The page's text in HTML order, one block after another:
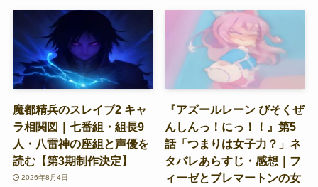
魔都精兵のスレイブ2 キャ
ラ相関図｜七番組・組長9
人・八雷神の座組と声優を
読む【第3期制作決定】
2026年8月4日
『アズールレーン びそくぜ
んしんっ！にっ！！』第5
話「つまりは女子力？」ネ
タバレあらすじ・感想｜フ
ィーゼとブレマートンの女